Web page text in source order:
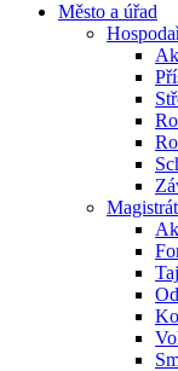
Město a úřad
Magistrát